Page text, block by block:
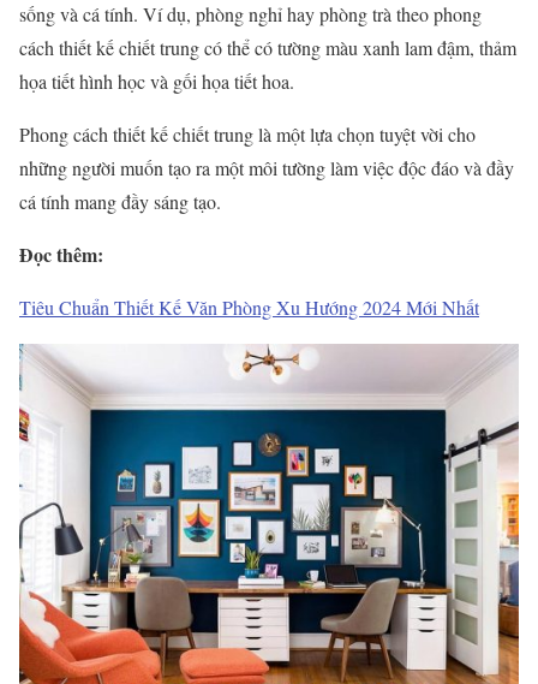
sống và cá tính. Ví dụ, phòng nghỉ hay phòng trà theo phong
cách thiết kế chiết trung có thể có tường màu xanh lam đậm, thảm
họa tiết hình học và gối họa tiết hoa.
Phong cách thiết kế chiết trung là một lựa chọn tuyệt vời cho
những người muốn tạo ra một môi tường làm việc độc đáo và đầy
cá tính mang đầy sáng tạo.
Đọc thêm:
Tiêu Chuẩn Thiết Kế Văn Phòng Xu Hướng 2024 Mới Nhất